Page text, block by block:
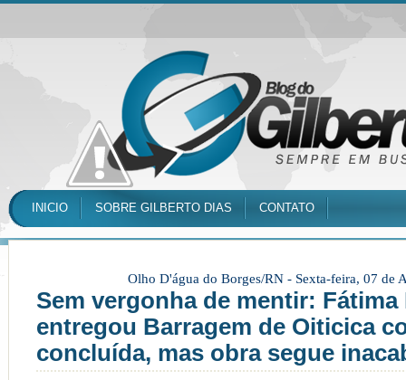
INICIO SOBRE GILBERTO DIAS CONTATO
Olho D'água do Borges/RN - Sexta-feira, 07 de
Sem vergonha de mentir: Fátima
entregou Barragem de Oiticica
concluída, mas obra segue